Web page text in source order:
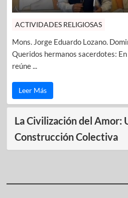
ACTIVIDADES RELIGIOSAS
Mons. Jorge Eduardo Lozano.
Queridos hermanos sacerdotes:
reúne ...
Leer Más
La Civilización del Amor:
Construcción Colectiva